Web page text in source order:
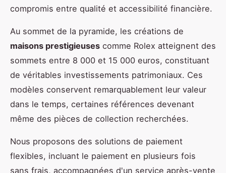
compromis entre qualité et accessibilité financière.
Au sommet de la pyramide, les créations de
maisons prestigieuses comme Rolex atteignent des
sommets entre 8 000 et 15 000 euros, constituant
de véritables investissements patrimoniaux. Ces
modèles conservent remarquablement leur valeur
dans le temps, certaines références devenant
même des pièces de collection recherchées.
Nous proposons des solutions de paiement
flexibles, incluant le paiement en plusieurs fois
sans frais, accompagnées d'un service après-vente